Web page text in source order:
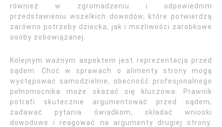
również w zgromadzeniu i odpowiednim
przedstawieniu wszelkich dowodów, które potwierdzą
zarówno potrzeby dziecka, jak i możliwości zarobkowe
osoby zobowiązanej.
Kolejnym ważnym aspektem jest reprezentacja przed
sądem. Choć w sprawach o alimenty strony mogą
występować samodzielnie, obecność profesjonalnego
pełnomocnika może okazać się kluczowa. Prawnik
potrafi skutecznie argumentować przed sądem,
zadawać pytania świadkom, składać wnioski
dowodowe i reagować na argumenty drugiej strony.